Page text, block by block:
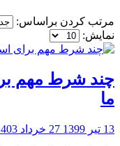
مرتب کردن براساس:
نمایش:
چند شرط مهم
ما
13 تیر 1399 27 خرداد 1403